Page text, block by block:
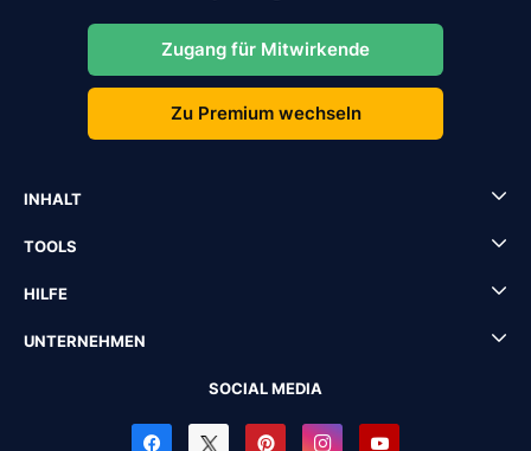
Zugang für Mitwirkende
Zu Premium wechseln
INHALT
TOOLS
HILFE
UNTERNEHMEN
SOCIAL MEDIA